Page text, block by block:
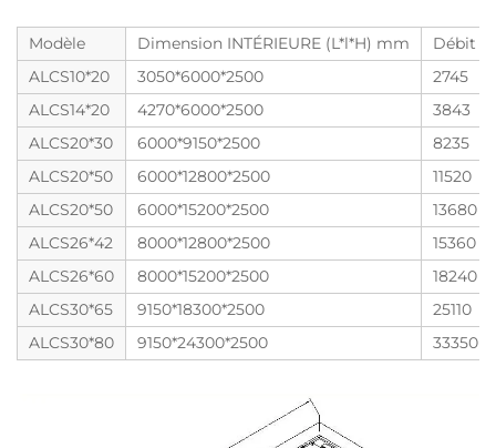
Modèle Dimension INTÉRIEURE (L*l*H) mm
Débit
ALCS10*20
3050*6000*2500
2745
ALCS14*20
4270*6000*2500
3843
ALCS20*30
6000*9150*2500
8235
ALCS20*50
6000*12800*2500
11520
ALCS20*50
6000*15200*2500
13680
ALCS26*42
8000*12800*2500
15360
ALCS26*60
8000*15200*2500
18240
ALCS30*65
9150*18300*2500
25110
ALCS30*80
9150*24300*2500 33350